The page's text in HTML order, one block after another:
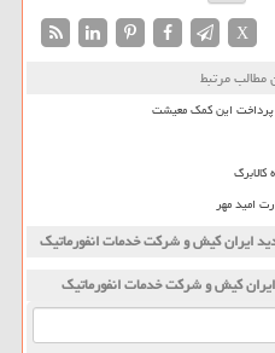
X
مطالب مرتبط
پرداخت این کمک معیشت
ایران كیش و شركت خدمات انفورماتیك
كیش و شركت خدمات انفورماتیك